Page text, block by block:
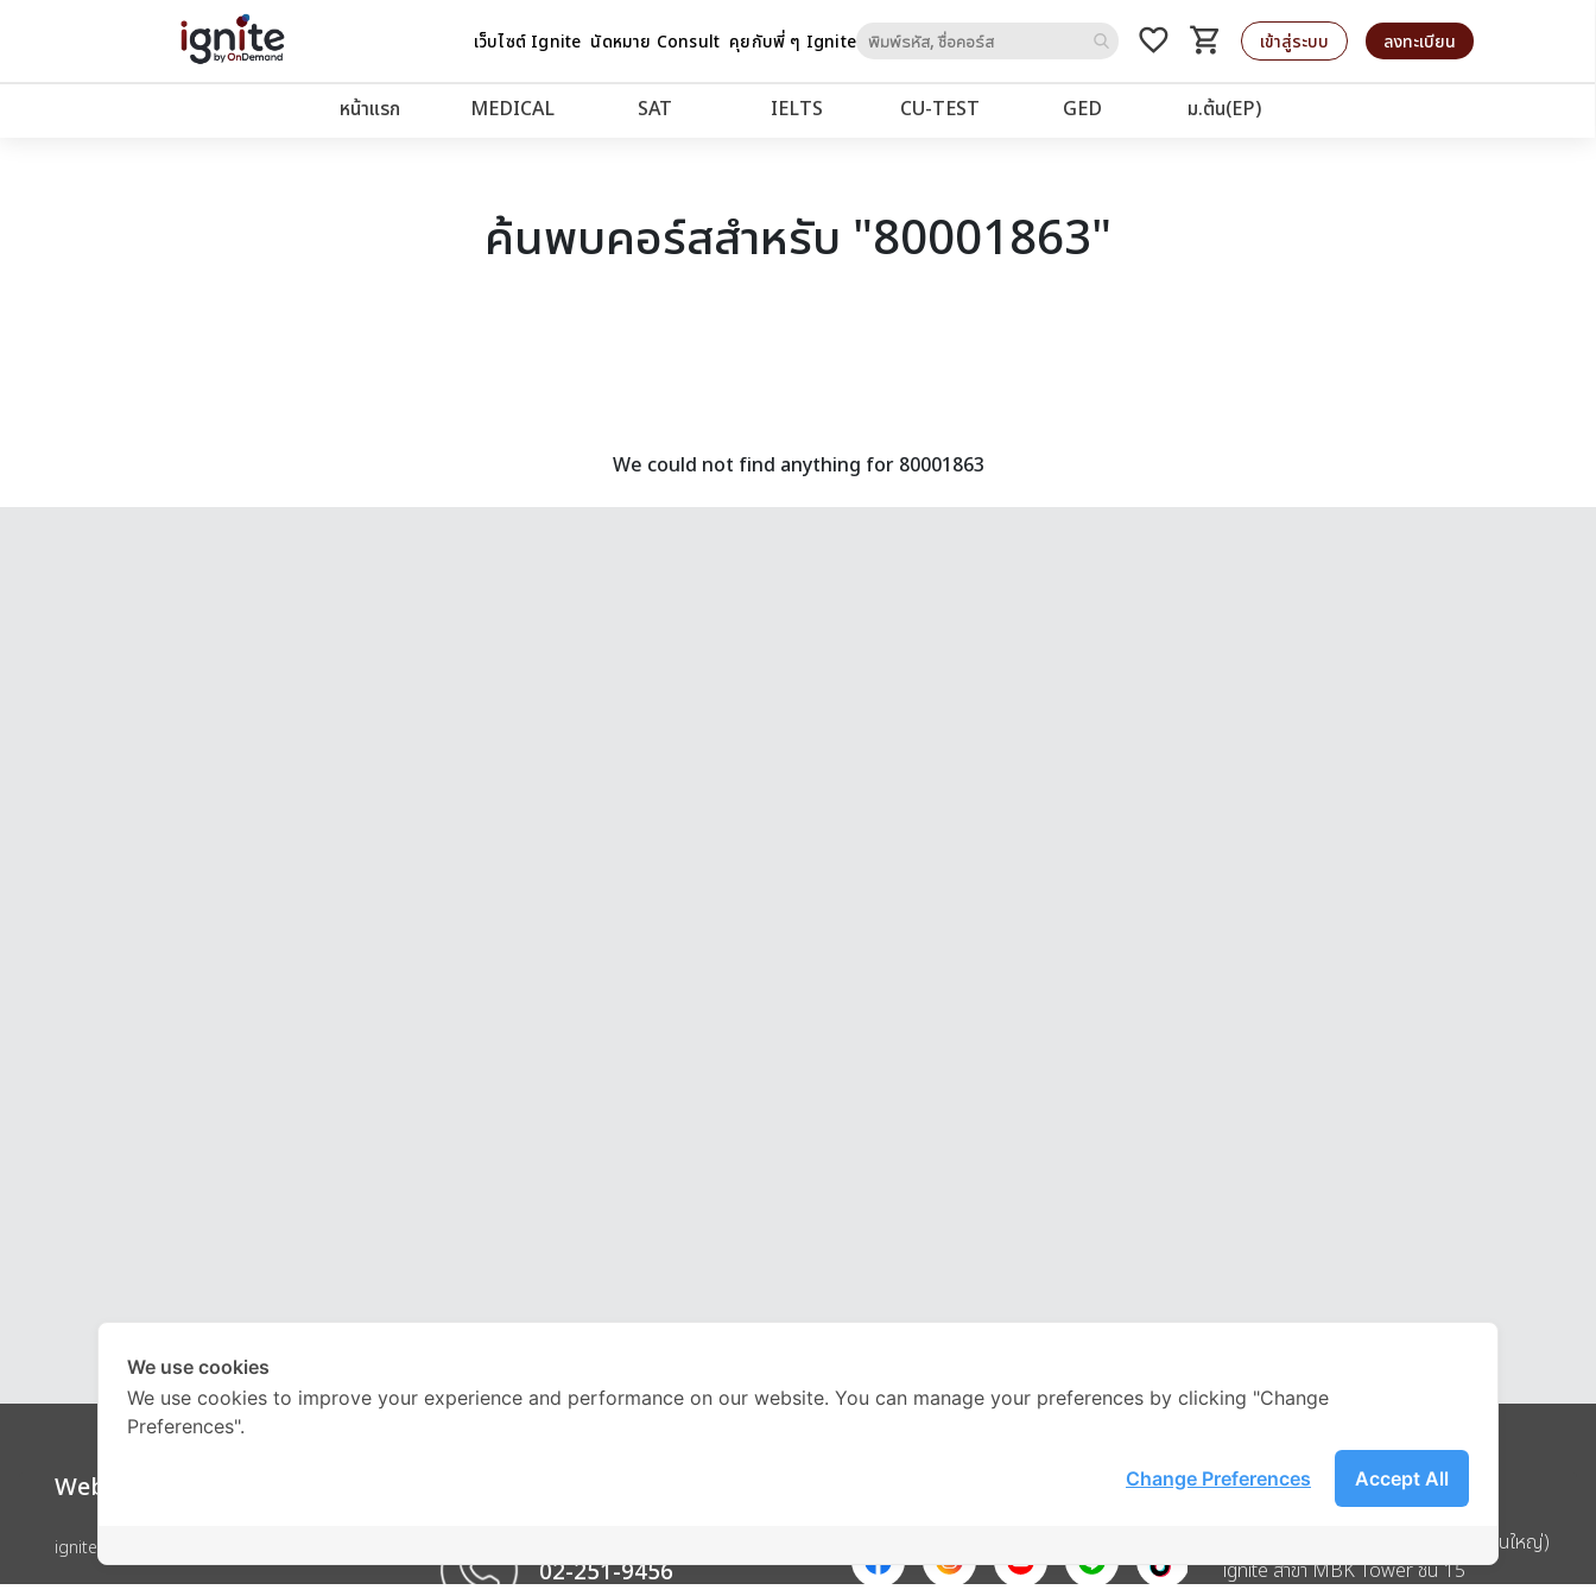
เว็บไซต์ Ignite นัดหมาย Consult คุยกับพี่ ๆ Igniteto
favorite_border shopping_cart
รถเข็น เข้าสู่ระบบ ลงทะเบียน
หน้าแรก MEDICAL SAT IELTS CU‑TEST GED ม.ต้น(EP)
ค้นพบคอร์สสำหรับ "80001863"
We could not find anything for 80001863
Website
ignite by OnDemand
02-251-9456
Address
บริษัท อิกไนท์ เอ สตาร์ จำกัด (สำนักงานใหญ่)
ignite สาขา MBK Tower ชั้น 15
We use cookies
We use cookies to improve your experience and performance on our website. You can manage your preferences by clicking "Change
Preferences".
Accept All
Change Preferences